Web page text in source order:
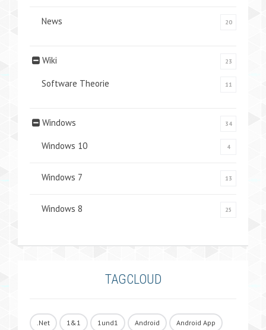
News 20
Wiki 23
Software Theorie 11
Windows 34
Windows 10 4
Windows 7 13
Windows 8 25
TAGCLOUD
.Net 1&1 1und1 Android Android App